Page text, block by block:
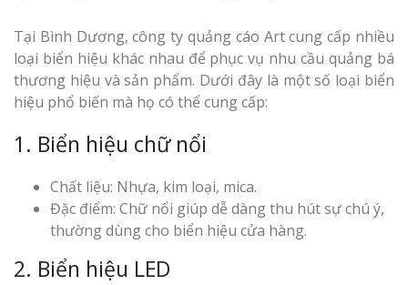
Tại Bình Dương, công ty quảng cáo Art cung cấp nhiều
loại biển hiệu khác nhau để phục vụ nhu cầu quảng bá
thương hiệu và sản phẩm. Dưới đây là một số loại biển
hiệu phổ biến mà họ có thể cung cấp:
1. Biển hiệu chữ nổi
Chất liệu: Nhựa, kim loại, mica.
Đặc điểm: Chữ nổi giúp dễ dàng thu hút sự chú ý,
thường dùng cho biển hiệu cửa hàng.
2. Biển hiệu LED